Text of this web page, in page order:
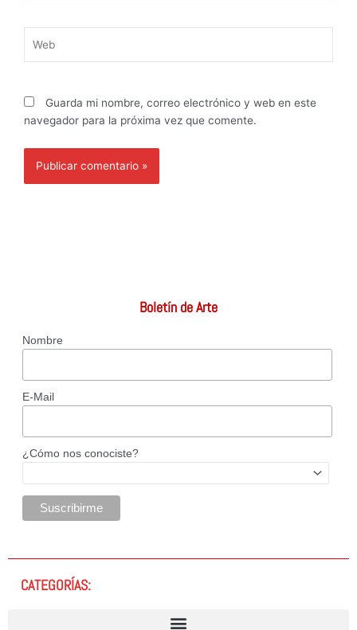
Guarda mi nombre, correo electrónico y web en este
navegador para la próxima vez que comente.
Boletín de Arte
Nombre
E-Mail
¿Cómo nos conociste?
CATEGORÍAS: